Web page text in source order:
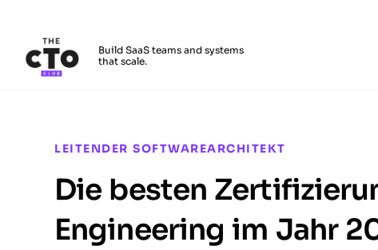
Build SaaS teams and systems
that scale.
LEITENDER SOFTWAREARCHITEKT
Die besten
Engineering im Jahr